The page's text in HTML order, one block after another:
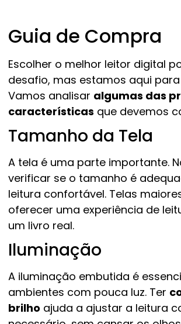
Guia de Compra
Escolher o melhor leitor digital
desafio, mas estamos aqui
Vamos analisar algumas das
características que devemos
Tamanho da Tela
A tela é uma parte importante.
verificar se o tamanho é
leitura confortável. Telas
oferecer uma experiência de
um livro real.
Iluminação
A iluminação embutida é
ambientes com pouca luz. Ter
brilho ajuda a ajustar a leitura